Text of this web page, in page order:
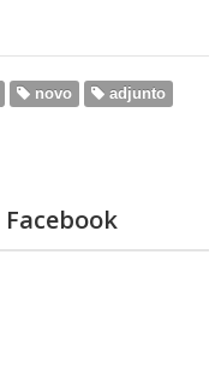
novo
adjunto
Facebook